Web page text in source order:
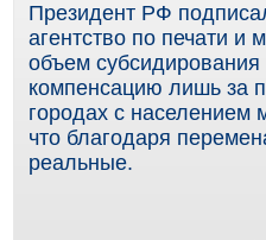
Президент РФ
агентство по печати и
объем
компенсацию лишь за
городах с населением
что благодаря
реальные.